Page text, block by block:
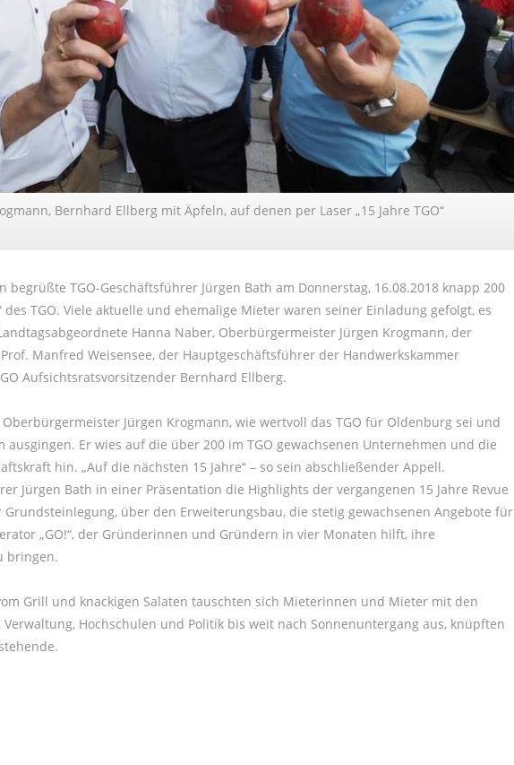
Bernhard Ellberg mit Äpfeln, auf denen per Laser „15 Jahre TGO“
TGO-Geschäftsführer Jürgen Bath am Donnerstag, 16.08.2018 knapp 200
des TGO. Viele aktuelle und ehemalige Mieter waren seiner Einladung gefolgt, es
Hanna Naber, Oberbürgermeister Jürgen Krogmann, der
Manfred Weisensee, der Hauptgeschäftsführer der Handwerkskammer
Aufsichtsratsvorsitzender Bernhard Ellberg.
Jürgen Krogmann, wie wertvoll das TGO für Oldenburg sei und
ausgingen. Er wies auf die über 200 im TGO gewachsenen Unternehmen und die
hin. „Auf die nächsten 15 Jahre“ – so sein abschließender Appell.
Jürgen Bath in einer Präsentation die Highlights der vergangenen 15 Jahre Revue
Grundsteinlegung, über den Erweiterungsbau, die stetig gewachsenen Angebote für
„GO!“, der Gründerinnen und Gründern in vier Monaten hilft, ihre
bringen.
Grill und knackigen Salaten tauschten sich Mieterinnen und Mieter mit den
Hochschulen und Politik bis weit nach Sonnenuntergang aus, knüpften